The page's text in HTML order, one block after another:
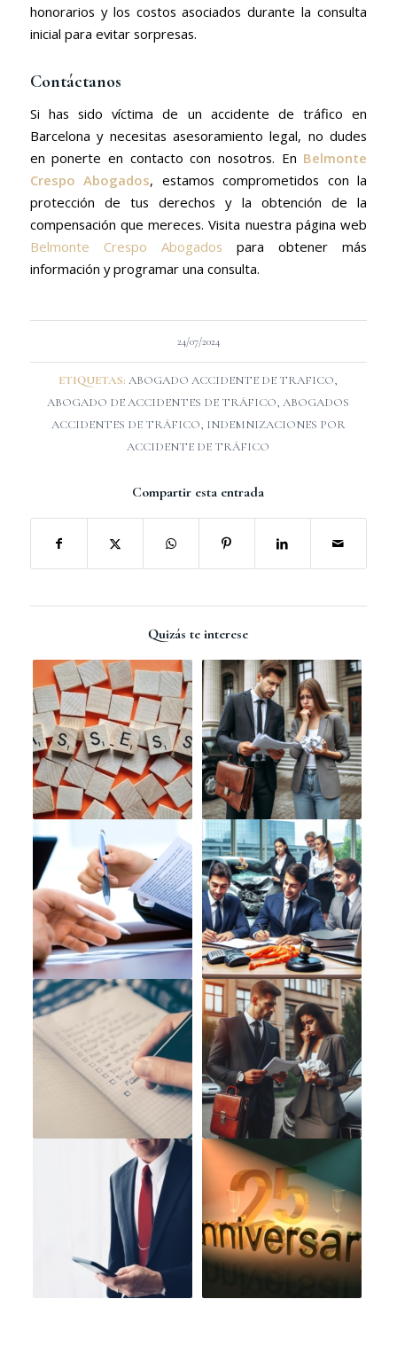
honorarios y los costos asociados durante la consulta
inicial para evitar sorpresas.
Contáctanos
Si has sido víctima de un accidente de tráfico en
Barcelona y necesitas asesoramiento legal, no dudes
en ponerte en contacto con nosotros. En Belmonte
Crespo Abogados, estamos comprometidos con la
protección de tus derechos y la obtención de la
compensación que mereces. Visita nuestra página web
Belmonte Crespo Abogados para obtener más
información y programar una consulta.
24/07/2024
ETIQUETAS: ABOGADO ACCIDENTE DE TRAFICO,
ABOGADO DE ACCIDENTES DE TRÁFICO,ABOGADOS
ACCIDENTES DE TRÁFICO, INDEMNIZACIONES POR
ACCIDENTE DE TRÁFICO
Compartir esta entrada
Quizás te interese